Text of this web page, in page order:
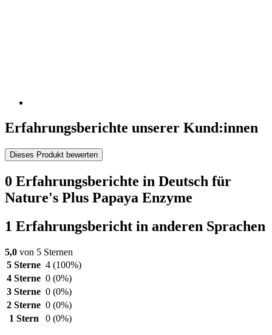
Erfahrungsberichte unserer Kund:innen
Dieses Produkt bewerten
0 Erfahrungsberichte in Deutsch für
Nature's Plus Papaya Enzyme
1 Erfahrungsbericht in anderen Sprachen
5,0 von 5 Sternen
5 Sterne 4 (100%)
4 Sterne 0 (0%)
3 Sterne 0 (0%)
2 Sterne 0 (0%)
1 Stern
0 (0%)